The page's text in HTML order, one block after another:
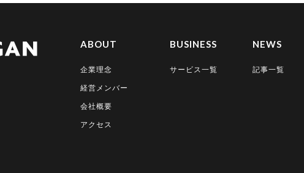
ABOUT
企業理念
経営メンバー
会社概要
アクセス
BUSINESS
サービス一覧
NEWS
記事一覧